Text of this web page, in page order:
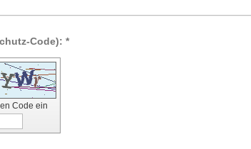
Captcha (Spam-Schutz-Code): *
Code ein